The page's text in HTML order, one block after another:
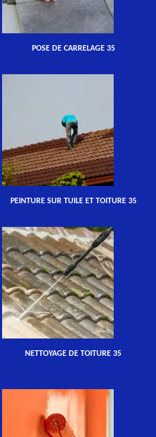
POSE DE CARRELAGE 35
PEINTURE SUR TUILE ET TOITURE 35
NETTOYAGE DE TOITURE 35